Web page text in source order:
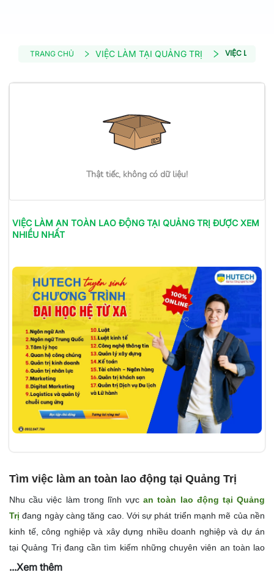
TRANG CHỦ VIỆC LÀM TẠI QUẢNG TRỊ VIỆC LÀM
Thật tiếc, không có dữ liệu!
VIỆC LÀM AN TOÀN LAO ĐỘNGTẠI QUẢNG TRỊ ĐƯỢC XEM
NHIỀU NHẤT
Tìm việc làm an toàn lao động tại Quảng Trị
Nhu cầu việc làm trong lĩnh vựcan toàn lao động tại Quảng
Trị đang ngày càng tăng cao. Với sự phát triển mạnh mẽ của nền
kinh tế, công nghiệp và xây dựng nhiều doanh nghiệp và dự án
tại Quảng Trị đang cần tìm kiếm những chuyên viên an toàn lao
động chuyên nghiệp để đảm bảo môi trường làm việc an toàn cho
...Xem thêm